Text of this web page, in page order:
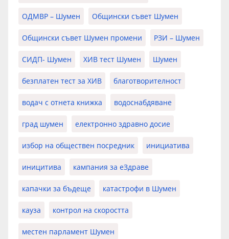
ОДМВР – Шумен Общински съвет Шумен
Общински съвет Шумен промени РЗИ – Шумен
СИДП- Шумен ХИВ тест Шумен Шумен
безплатен тест за ХИВ благотворителност
водач с отнета книжка водоснабдяване
град шумен електронно здравно досие
избор на обществен посредник инициатива
иницитива кампания за еЗдраве
капачки за бъдеще катастрофи в Шумен
кауза контрол на скоростта
местен парламент Шумен